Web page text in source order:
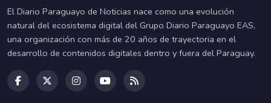
El Diario Paraguayo de Noticias nace como una evolución
natural del ecosistema digital del Grupo Diario Paraguayo EAS,
una organización con más de 20 años de trayectoria en el
desarrollo de contenidos digitales dentro y fuera del Paraguay.